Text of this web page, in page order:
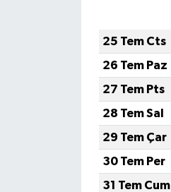
25 Tem Cts
26 Tem Paz
27 Tem Pts
28 Tem Sal
29 Tem Çar
30 Tem Per
31 Tem Cum